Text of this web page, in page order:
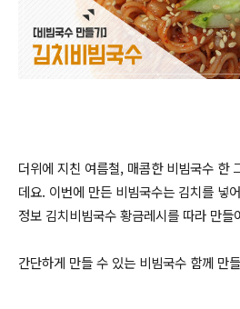
더위에 지친 여름철, 매콤한 비빔국수 한
데요. 이번에 만든 비빔국수는 김치를 넣
정보 김치비빔국수 황금레시를 따라 만들
간단하게 만들 수 있는 비빔국수 함께 만